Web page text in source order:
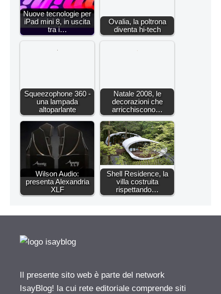
Nuove tecnologie per
iPad mini 8, in uscita
tra i…
Ovalia, la poltrona
diventa hi-tech
Squeezophone 360 -
una lampada
altoparlante
Natale 2008, le
decorazioni che
arricchiscono…
Wilson Audio:
presenta Alexandria
XLF
Shell Residence, la
villa costruita
rispettando…
Il presente sito web è parte del network
IsayBlog! la cui rete editoriale comprende siti